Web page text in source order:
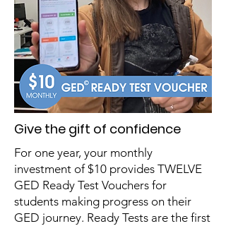
Give the gift of confidence
For one year, your monthly
investment of $10 provides TWELVE
GED Ready Test Vouchers for
students making progress on their
GED journey. Ready Tests are the first